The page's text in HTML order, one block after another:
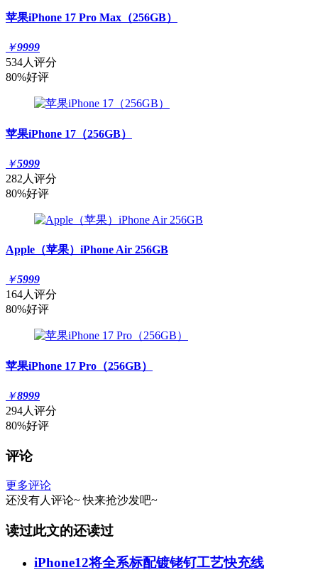
苹果iPhone 17 Pro Max（256GB）
￥9999
534人评分
80%好评
苹果iPhone 17（256GB）
￥5999
282人评分
80%好评
Apple（苹果）iPhone Air 256GB
￥5999
164人评分
80%好评
苹果iPhone 17 Pro（256GB）
￥8999
294人评分
80%好评
评论
更多评论
还没有人评论~ 快来抢沙发吧~
读过此文的还读过
iPhone12将全系标配镀铑钌工艺快充线